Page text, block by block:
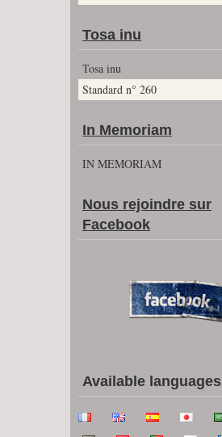
Tosa inu
Tosa inu
Standard n° 260
In Memoriam
IN MEMORIAM
Nous rejoindre sur
Facebook
Available languages